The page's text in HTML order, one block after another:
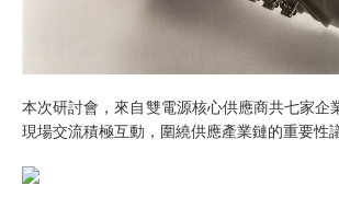
本次研討會，來自雙電源核心供應商共七家企
現場交流積極互動，圍繞供應產業鏈的重要性